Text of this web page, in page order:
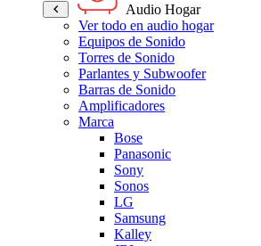
Audio Hogar
Ver todo en audio hogar
Equipos de Sonido
Torres de Sonido
Parlantes y Subwoofer
Barras de Sonido
Amplificadores
Marca
Bose
Panasonic
Sony
Sonos
LG
Samsung
Kalley